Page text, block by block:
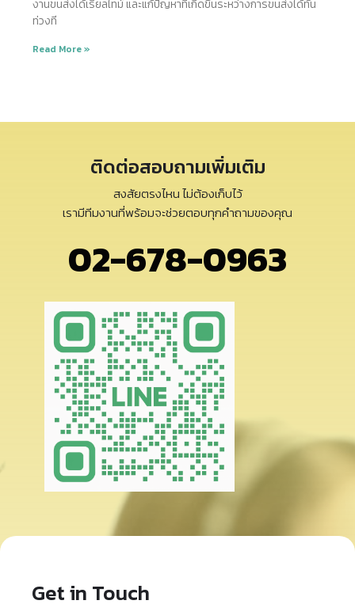
งานขนส่งได้เรียลไทม์ และแก้ปัญหาที่เกิดขึ้นระหว่างการขนส่งได้ทัน
ท่วงที
Read More »
ติดต่อสอบถามเพิ่มเติม
สงสัยตรงไหน ไม่ต้องเก็บไว้
เรามีทีมงานที่พร้อมจะช่วยตอบทุกคำถามของคุณ
02-678-0963
Get in Touch